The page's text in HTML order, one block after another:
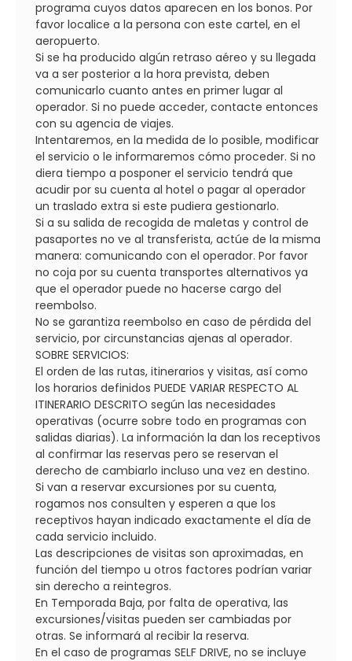
programa cuyos datos aparecen en los bonos. Por
favor localice a la persona con este cartel, en el
aeropuerto.
Si se ha producido algún retraso aéreo y su llegada
va a ser posterior a la hora prevista, deben
comunicarlo cuanto antes en primer lugar al
operador. Si no puede acceder, contacte entonces
con su agencia de viajes.
Intentaremos, en la medida de lo posible, modificar
el servicio o le informaremos cómo proceder. Si no
diera tiempo a posponer el servicio tendrá que
acudir por su cuenta al hotel o pagar al operador
un traslado extra si este pudiera gestionarlo.
Si a su salida de recogida de maletas y control de
pasaportes no ve al transferista, actúe de la misma
manera: comunicando con el operador. Por favor
no coja por su cuenta transportes alternativos ya
que el operador puede no hacerse cargo del
reembolso.
No se garantiza reembolso en caso de pérdida del
servicio, por circunstancias ajenas al operador.
SOBRE SERVICIOS:
El orden de las rutas, itinerarios y visitas, así como
los horarios definidos PUEDE VARIAR RESPECTO AL
ITINERARIO DESCRITO según las necesidades
operativas (ocurre sobre todo en programas con
salidas diarias). La información la dan los receptivos
al confirmar las reservas pero se reservan el
derecho de cambiarlo incluso una vez en destino.
Si van a reservar excursiones por su cuenta,
rogamos nos consulten y esperen a que los
receptivos hayan indicado exactamente el día de
cada servicio incluido.
Las descripciones de visitas son aproximadas, en
función del tiempo u otros factores podrían variar
sin derecho a reintegros.
En Temporada Baja, por falta de operativa, las
excursiones/visitas pueden ser cambiadas por
otras. Se informará al recibir la reserva.
En el caso de programas SELF DRIVE, no se incluye